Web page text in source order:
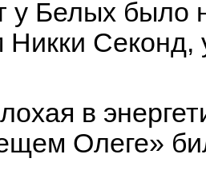
у Белых было
Никки Секонд,
в
Олеге»